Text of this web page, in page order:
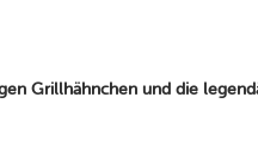
Grillhähnchen und die